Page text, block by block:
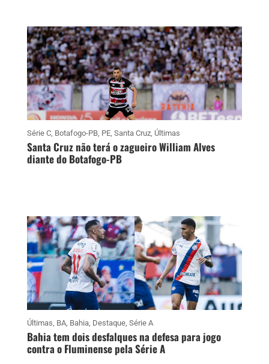
Série C, Botafogo-PB, PE, Santa Cruz, Últimas
Santa Cruz não terá o zagueiro William Alves
diante do Botafogo-PB
Últimas, BA, Bahia, Destaque, Série A
Bahia tem dois desfalques na defesa para jogo
contra o Fluminense pela Série A